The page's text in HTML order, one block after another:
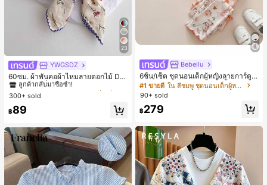
23
YWGSDZ
60ซม. ผ้าพันคอผ้าไหมลายดอกไม้ Dit
sy สีเบจ, เครื่องประดับใหม่สำหรับผู้หญิ
งฤดูใบไม้ผลิ/ฤดูใบไม้ร่วง, ผ้าพันคอผืน
#1 ขายดี
ลูกค้ากลับมาซื้อซ้ำ!
#1 ขายดี
ลูกค้ากลับมาซื้อซ้ำ!
#1 ขายดี
ลูกค้ากลับมาซื้อซ้ำ!
#1 ขายดี
ใน สีเบจ ผ้าพันคอทรงสี่เหลี่ยมและผ้าพันคอสำหรับผู้
300+ sold
฿89
Bebeilu
6ชิ้น/เซ็ต ชุดนอนเด็กผู้หญิงลายการ์ตูน
หมีและดอกไม้ คอกลม แขนสั้น กางเกง
ขาสั้น ขอบระบาย สวมใส่สบาย
#1 ขายดี
ใน สีชมพู ชุดนอนเด็กผู้หญิง
90+ sold
฿279